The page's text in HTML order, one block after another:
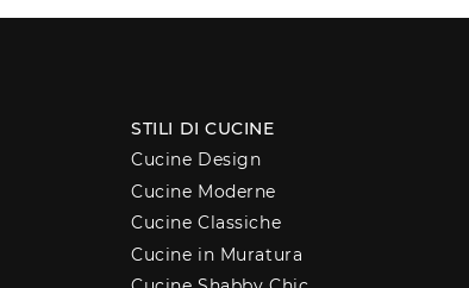
STILI DI CUCINE
Cucine Design
Cucine Moderne
Cucine Classiche
Cucine in Muratura